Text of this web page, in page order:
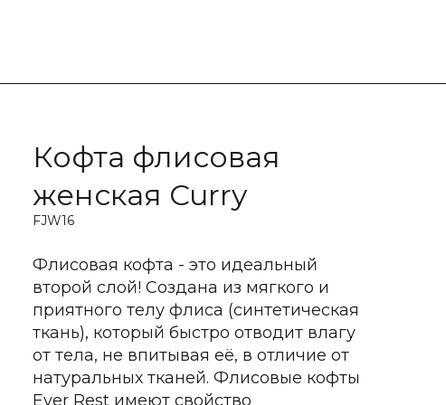
Кофта флисовая
женская Curry
FJW16
Флисовая кофта - это идеальный
второй слой! Создана из мягкого и
приятного телу флиса (синтетическая
ткань), который быстро отводит влагу
от тела, не впитывая её, в отличие от
натуральных тканей. Флисовые кофты
Ever Rest имеют свойство